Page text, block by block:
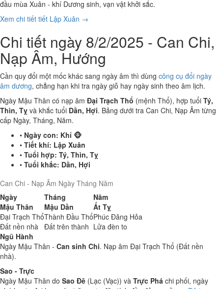
đầu mùa Xuân - khí Dương sinh, vạn vật khởi sắc.
Xem chi tiết tiết Lập Xuân →
Chi tiết ngày 8/2/2025 - Can Chi,
Nạp Âm, Hướng
Cần quy đổi một mốc khác sang ngày âm thì dùng công cụ đổi ngày
âm dương, chẳng hạn khi tra ngày giỗ hay ngày sinh theo âm lịch.
Ngày Mậu Thân có nạp âm Đại Trạch Thổ (mệnh Thổ), hợp tuổi Tý,
Thìn, Tỵ và khắc tuổi Dần, Hợi. Bảng dưới tra Can Chi, Nạp Âm từng
cấp Ngày, Tháng, Năm.
• Ngày con: Khỉ 🐵
• Tiết khí: Lập Xuân
• Tuổi hợp: Tý, Thìn, Tỵ
• Tuổi khắc: Dần, Hợi
Can Chi - Nạp Âm Ngày Tháng Năm
Ngày
Tháng
Năm
Mậu Thân
Mậu Dần
Ất Tỵ
Đại Trạch ThổThành Đầu ThổPhúc Đăng Hỏa
Đất nền nhà Đất trên thành Lửa đèn to
Ngũ Hành
Ngày Mậu Thân - Can sinh Chi. Nạp âm Đại Trạch Thổ (Đất nền
nhà).
Sao - Trực
Ngày Mậu Thân do Sao Đê (Lạc (Vạc)) và Trực Phá chi phối, ngày